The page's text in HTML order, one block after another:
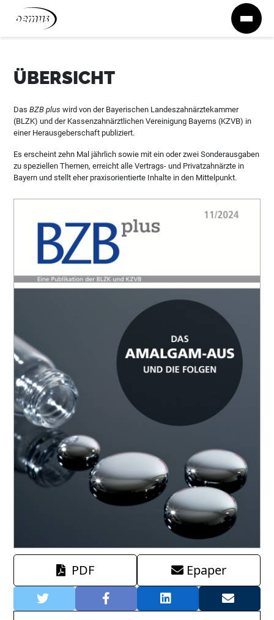
Zum Inhalt springen
ÜBERSICHT
DasBZB plus wird von der Bayerischen Landeszahnärztekammer
(BLZK) und der Kassenzahnärztlichen Vereinigung Bayerns (KZVB) in
einer Herausgeberschaft publiziert.
Es erscheint zehn Mal jährlich sowie mit ein oder zwei Sonderausgaben
zu speziellen Themen, erreicht alle Vertrags- und Privatzahnärzte in
Bayern und stellt eher praxisorientierte Inhalte in den Mittelpunkt.
PDF Epaper